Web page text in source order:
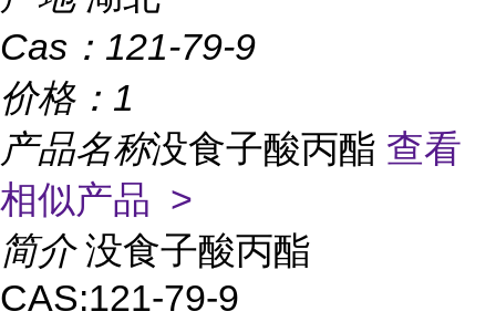
Cas： 121-79-9
价格： 1
产品名称没食子酸丙酯 查看
相似产品 >
简介 没食子酸丙酯
CAS:121-79-9